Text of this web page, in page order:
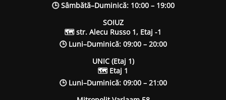
🕒 Sâmbătă–Duminică: 10:00 – 19:00
SOIUZ
🗺 str. Alecu Russo 1, Etaj -1
🕒 Luni–Duminică: 09:00 – 20:00
UNIC (Etaj 1)
🗺 Etaj 1
🕒 Luni–Duminică: 09:00 – 21:00